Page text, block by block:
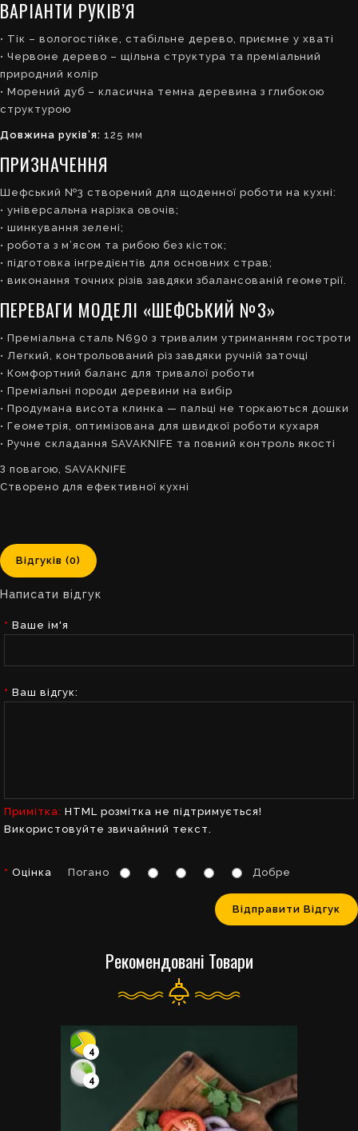
ВАРІАНТИ РУКІВ’Я
• Тік – вологостійке, стабільне дерево, приємне у хваті
• Червоне дерево – щільна структура та преміальний
природний колір
• Морений дуб – класична темна деревина з глибокою
структурою
Довжина руків’я: 125 мм
ПРИЗНАЧЕННЯ
Шефський №3 створений для щоденної роботи на кухні:
• універсальна нарізка овочів;
• шинкування зелені;
• робота з м’ясом та рибою без кісток;
• підготовка інгредієнтів для основних страв;
• виконання точних різів завдяки збалансованій геометрії.
ПЕРЕВАГИ МОДЕЛІ «ШЕФСЬКИЙ №3»
• Преміальна сталь N690 з тривалим утриманням гостроти
• Легкий, контрольований різ завдяки ручній заточці
• Комфортний баланс для тривалої роботи
• Преміальні породи деревини на вибір
• Продумана висота клинка — пальці не торкаються дошки
• Геометрія, оптимізована для швидкої роботи кухаря
• Ручне складання SAVAKNIFE та повний контроль якості
З повагою, SAVAKNIFE
Створено для ефективної кухні
Відгуків (0)
Написати відгук
Ваше ім'я
Ваш відгук:
Примітка: HTML розмітка не підтримується!
Використовуйте звичайний текст.
Оцінка Погано Добре
Відправити Відгук
Рекомендовані Товари
4
4